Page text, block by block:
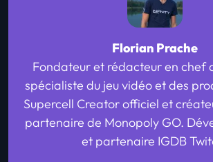
Florian Prache
Fondateur et rédacteur en chef
spécialiste du jeu vidéo et des
Supercell Creator officiel et
partenaire de Monopoly GO.
et partenaire IGDB